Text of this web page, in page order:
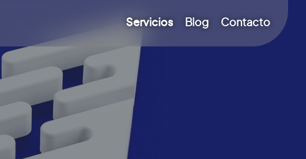
Servicios Blog Contacto